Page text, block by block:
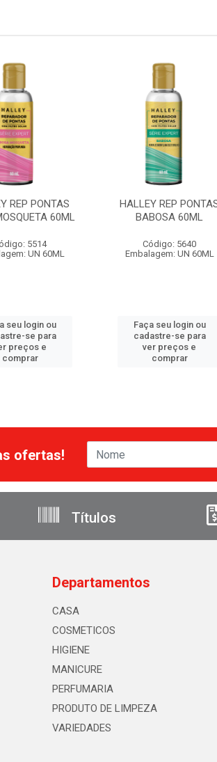
REP PONTAS
60ML
5514
UN 60ML
seu login ou
se para
preços e
comprar
HALLEY REP
BABOSA 60ML
Código: 5640
Embalagem: UN 60ML
Faça seu login ou
cadastre-se para
ver preços e
comprar
ofertas!
Títulos
Departamentos
CASA
COSMETICOS
HIGIENE
MANICURE
PERFUMARIA
PRODUTO DE LIMPEZA
VARIEDADES